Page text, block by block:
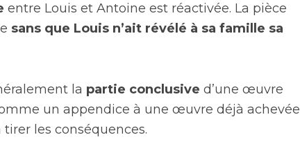
entre Louis et Antoine est réactivée. La pièce
sans que Louis n’ait révélé à sa famille sa
la partie conclusive d’une œuvre
un appendice à une œuvre déjà achevée
les conséquences.